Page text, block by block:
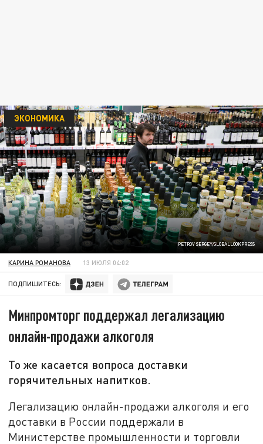
PETROV SERGEY/GLOBALLOOKPRESS
ЭКОНОМИКА
КАРИНА РОМАНОВА 13 ИЮЛЯ 04:02
ПОДПИШИТЕСЬ:
Минпромторг поддержал легализацию
онлайн-продажи алкоголя
То же касается вопроса доставки
горячительных напитков.
Легализацию онлайн-продажи алкоголя и его
доставки в России поддержали в
Министерстве промышленности и торговли